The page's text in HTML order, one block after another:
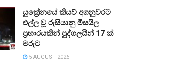
යුක්‍රේනයේ කියව් අගනුවරට
එල්ල වූ රුසියානු මිසයිල
ප්‍රහාරයකින් පුද්ගලයින් 17 ක්
මරුට
5 AUGUST 2026